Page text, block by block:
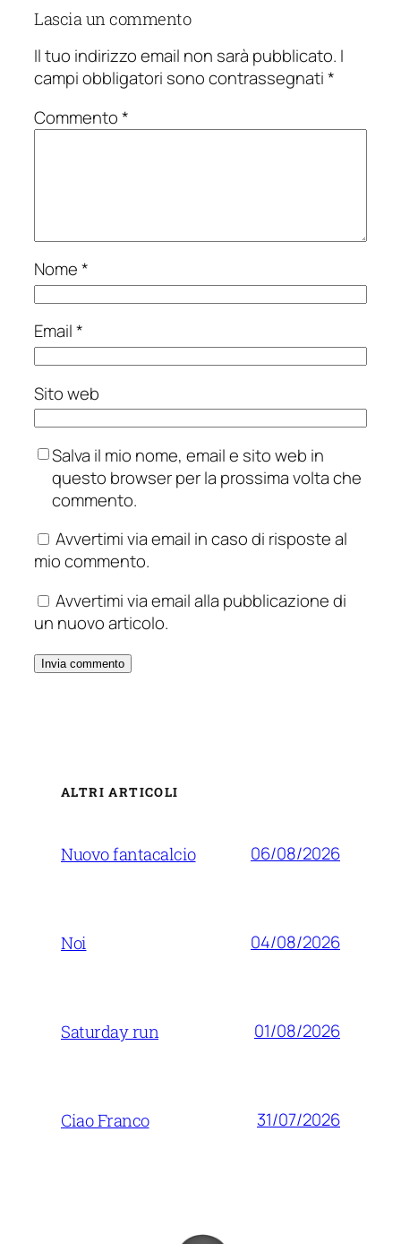
Lascia un commento
Il tuo indirizzo email non sarà pubblicato. I
campi obbligatori sono contrassegnati*
Commento*
Nome*
Email*
Sito web
Salva il mio nome, email e sito web in
questo browser per la prossima volta che
commento.
Avvertimi via email in caso di risposte al
mio commento.
Avvertimi via email alla pubblicazione di
un nuovo articolo.
ALTRI ARTICOLI
Nuovo fantacalcio 06/08/2026
Noi 04/08/2026
Saturday run 01/08/2026
Ciao Franco 31/07/2026